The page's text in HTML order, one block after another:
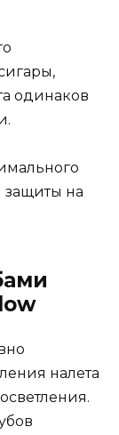
одинаков
защиты на
налета